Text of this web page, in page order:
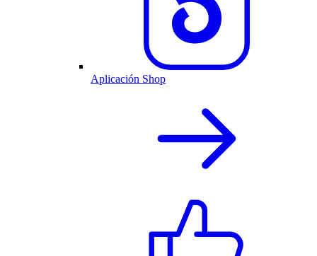
Aplicación Shop